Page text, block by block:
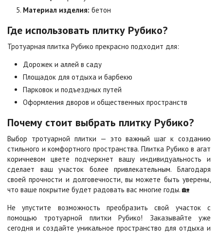
Особая серия
1 040 ₽/м2
Сахара
Серая
Серо-белая
1 040 ₽ /м
1 040 ₽/м
1 040 ₽/м
1 040 ₽ /м 2
Стоун
1 040 ₽ /м 2
Хаски
1 040 ₽/м2
Черная
840 ₽/м2
Черно-белая
1 040 ₽/м
Материал изделия: бетон
Где использовать плитку Рубико?
Тротуарная плитка Рубико прекрасно подходит для:
Дорожек и аллей в саду
Площадок для отдыха и барбекю
Парковок и подъездных путей
Оформления дворов и общественных пространств
Почему стоит выбрать плитку Рубико?
Выбор тротуарной плитки — это важный шаг к созданию
стильного и комфортного пространства. Плитка Рубико в агат
коричневом цвете подчеркнет вашу индивидуальность и
сделает ваш участок более привлекательным. Благодаря
своей прочности и долговечности, вы можете быть уверены,
что ваше покрытие будет радовать вас многие годы. 🏡
Не упустите возможность преобразить свой участок с
помощью тротуарной плитки Рубико! Заказывайте уже
сегодня и создайте уникальное пространство для отдыха и